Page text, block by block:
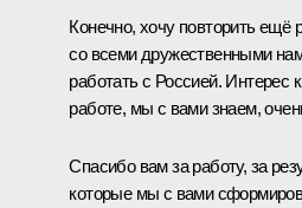
Конечно, хочу повторить ещё
со всеми дружественными
работать с Россией. Интерес
работе, мы с вами знаем,
Спасибо вам за работу, за
которые мы с вами